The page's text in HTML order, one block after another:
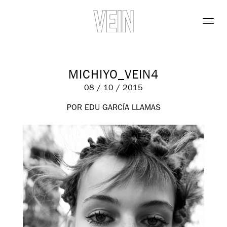
MICHIYO_VEIN4
08 / 10 / 2015
POR EDU GARCÍA LLAMAS